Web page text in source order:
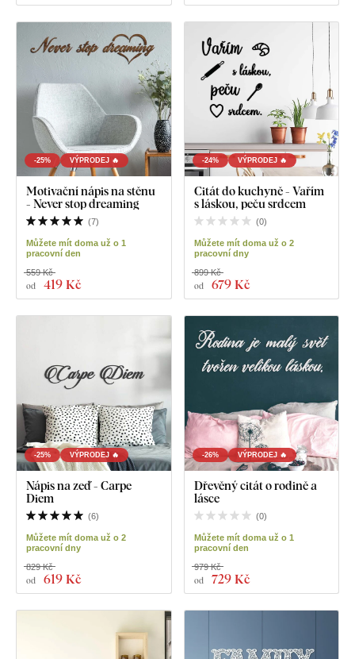
-25% VÝPRODEJ 🔥
Motivační nápis na stěnu
- Never stop dreaming
(7)
Můžete mít doma už o 1
pracovní den
od 419 Kč
559 Kč
-24% VÝPRODEJ 🔥
Citát do kuchyně - Vařím
s láskou, peču srdcem
(0)
Můžete mít doma už o 2
pracovní dny
od 679 Kč
899 Kč
-25% VÝPRODEJ 🔥
Nápis na zeď - Carpe
Diem
(6)
Můžete mít doma už o 2
pracovní dny
od 619 Kč
829 Kč
-26% VÝPRODEJ 🔥
Dřevěný citát o rodině a
lásce
(0)
Můžete mít doma už o 1
pracovní den
od 729 Kč
979 Kč